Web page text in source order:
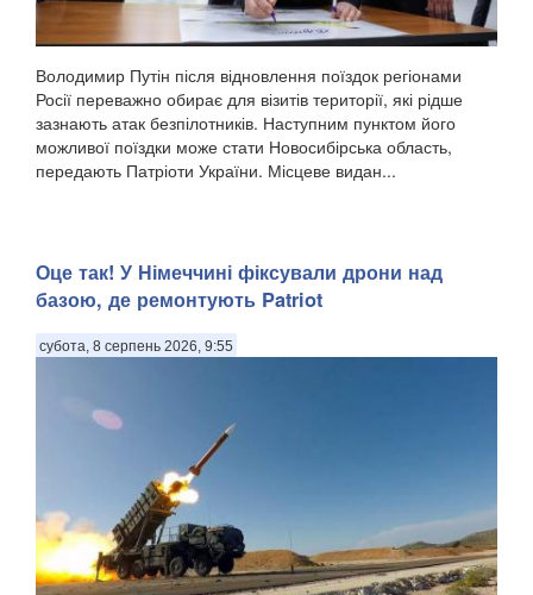
Володимир Путін після відновлення поїздок регіонами
Росії переважно обирає для візитів території, які рідше
зазнають атак безпілотників. Наступним пунктом його
можливої поїздки може стати Новосибірська область,
передають Патріоти України. Місцеве видан...
Оце так! У Німеччині фіксували дрони над
базою, де ремонтують Patriot
субота, 8 серпень 2026, 9:55